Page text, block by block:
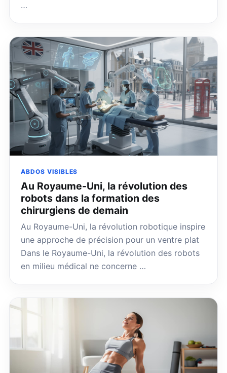
…
ABDOS VISIBLES
Au Royaume-Uni, la révolution des
robots dans la formation des
chirurgiens de demain
Au Royaume-Uni, la révolution robotique inspire
une approche de précision pour un ventre plat
Dans le Royaume-Uni, la révolution des robots
en milieu médical ne concerne …